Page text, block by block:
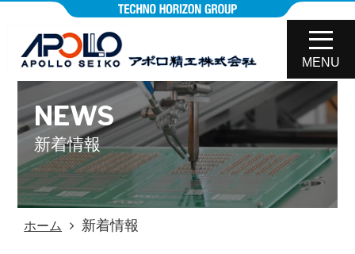
MENU
NEWS
新着情報
ホーム 新着情報